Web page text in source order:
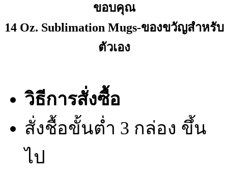
ขอบคุณ
14 Oz. Sublimation Mugs-ของขวัญสำหรับ
ตัวเอง
วิธีการสั่งซื้อ
สั่งชื้อขั้นต่ำ 3 กล่อง ขึ้น
ไป